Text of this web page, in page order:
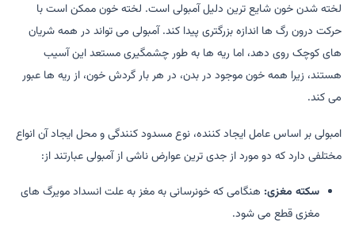
لخته شدن خون شایع ترین دلیل آمبولی است. لخته خون ممکن است با
حرکت درون رگ ها اندازه بزرگتری پیدا کند. آمبولی می تواند در همه شریان
های کوچک روی دهد، اما ریه ها به طور چشمگیری مستعد این آسیب
هستند، زیرا همه خون موجود در بدن، در هر بار گردش خون، از ریه ها عبور
می کند.
امبولی بر اساس عامل ایجاد کننده، نوع مسدود کنندگی و محل ایجاد آن انواع
مختلفی دارد که دو مورد از جدی ترین عوارض ناشی از آمبولی عبارتند از:
سکته مغزی: هنگامی که خونرسانی به مغز به علت انسداد مویرگ های
مغزی قطع می شود.